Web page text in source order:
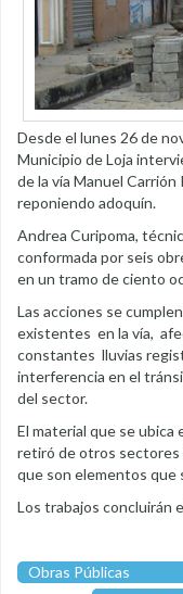
Desde el lunes 26 de
Municipio de Loja
de la vía Manuel Carrión
reponiendo adoquín.
Andrea Curipoma,
conformada por seis
en un tramo de ciento
Las acciones se
existentes en la vía,
constantes lluvias
interferencia en el
del sector.
El material que se
retiró de otros sectores
que son elementos que
Los trabajos concluirán
Obras Públicas